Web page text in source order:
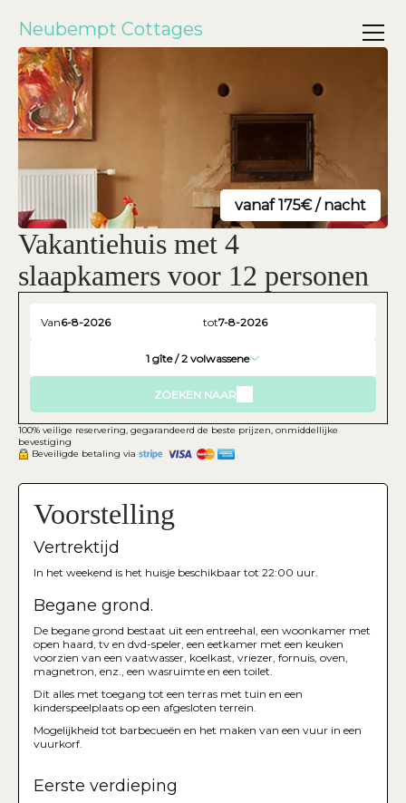
Neubempt Cottages
vanaf 175€ / nacht
Vakantiehuis met 4
slaapkamers voor 12 personen
Van tot
1 gîte /2 volwassene
ZOEKEN NAAR
100% veilige reservering, gegarandeerd de beste prijzen, onmiddellijke
bevestiging
Beveiligde betaling via
Voorstelling
Vertrektijd
In het weekend is het huisje beschikbaar tot 22:00 uur.
Begane grond.
De begane grond bestaat uit een entreehal, een woonkamer met
open haard, tv en dvd-speler, een eetkamer met een keuken
voorzien van een vaatwasser, koelkast, vriezer, fornuis, oven,
magnetron, enz., een wasruimte en een toilet.
Dit alles met toegang tot een terras met tuin en een
kinderspeelplaats op een afgesloten terrein.
Mogelijkheid tot barbecueën en het maken van een vuur in een
vuurkorf.
Eerste verdieping